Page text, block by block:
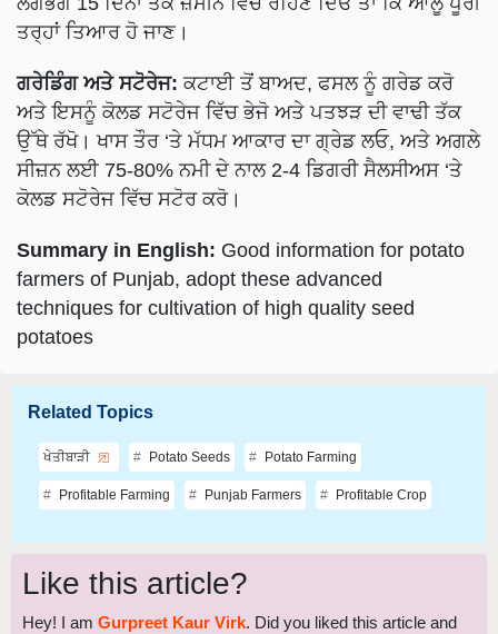
ਤਰ੍ਹਾਂ ਤਿਆਰ ਹੋ ਜਾਣ।
ਗਰੇਡਿੰਗ ਅਤੇ ਸਟੋਰੇਜ: ਕਟਾਈ ਤੋਂ ਬਾਅਦ, ਫਸਲ ਨੂੰ ਗਰੇਡ ਕਰੋ
ਅਤੇ ਇਸਨੂੰ ਕੋਲਡ ਸਟੋਰੇਜ ਵਿੱਚ ਭੇਜੋ ਅਤੇ ਪਤਝੜ ਦੀ ਵਾਢੀ ਤੱਕ
ਉੱਥੇ ਰੱਖੋ। ਖਾਸ ਤੌਰ ‘ਤੇ ਮੱਧਮ ਆਕਾਰ ਦਾ ਗ੍ਰੇਡ ਲਓ, ਅਤੇ ਅਗਲੇ
ਸੀਜ਼ਨ ਲਈ 75-80% ਨਮੀ ਦੇ ਨਾਲ 2-4 ਡਿਗਰੀ ਸੈਲਸੀਅਸ ‘ਤੇ
ਕੋਲਡ ਸਟੋਰੇਜ ਵਿੱਚ ਸਟੋਰ ਕਰੋ।
Summary in English: Good information for potato
farmers of Punjab, adopt these advanced
techniques for cultivation of high quality seed
potatoes
Related Topics
ਖੇਤੀਬਾੜੀ Potato Seeds Potato Farming
Profitable Farming Punjab Farmers Profitable Crop
Like this article?
Hey! I am Gurpreet Kaur Virk. Did you liked this article and